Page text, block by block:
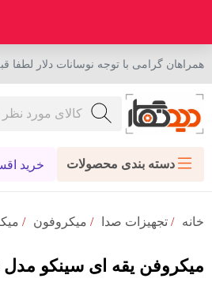
همراهان گرامی با توجه نوسانات دلار لطفا
دسته بندی محصولات خرید
خانه / تجهیزات صدا / میکروفون‌ /
میکروفن یقه ای سینکو مدل Synco Lav-S8